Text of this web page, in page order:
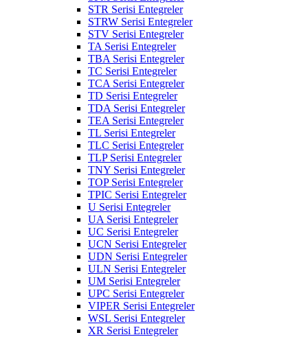
STR Serisi Entegreler
STRW Serisi Entegreler
STV Serisi Entegreler
TA Serisi Entegreler
TBA Serisi Entegreler
TC Serisi Entegreler
TCA Serisi Entegreler
TD Serisi Entegreler
TDA Serisi Entegreler
TEA Serisi Entegreler
TL Serisi Entegreler
TLC Serisi Entegreler
TLP Serisi Entegreler
TNY Serisi Entegreler
TOP Serisi Entegreler
TPIC Serisi Entegreler
U Serisi Entegreler
UA Serisi Entegreler
UC Serisi Entegreler
UCN Serisi Entegreler
UDN Serisi Entegreler
ULN Serisi Entegreler
UM Serisi Entegreler
UPC Serisi Entegreler
VIPER Serisi Entegreler
WSL Serisi Entegreler
XR Serisi Entegreler